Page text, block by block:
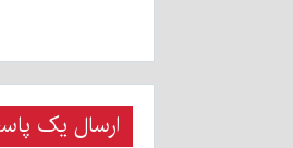
ارسال یک